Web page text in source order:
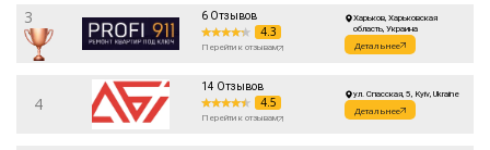
3 6 Отзывов
4.3
Перейти к отзывам
Харьков, Харьковская
область, Украина
Детальнее
4
14 Отзывов
4.5
Перейти к отзывам
ул. Спасская, 5, Kyiv, Ukraine
Детальнее